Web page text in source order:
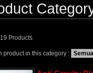
Products
product in this category :